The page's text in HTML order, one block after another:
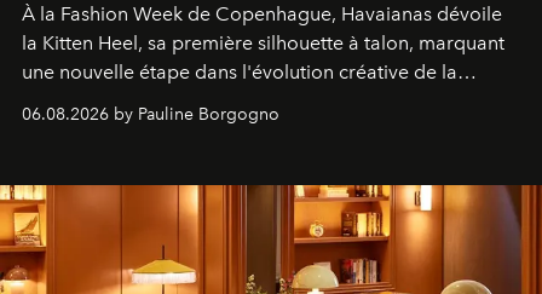
À la Fashion Week de Copenhague, Havaianas dévoile
la Kitten Heel, sa première silhouette à talon, marquant
une nouvelle étape dans l'évolution créative de la
06.08.2026 by Pauline Borgogno